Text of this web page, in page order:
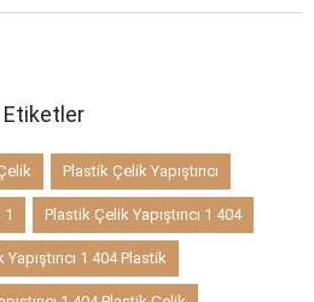
Etiketler
Plastik Çelik Yapıştırıcı
1 Plastik Çelik Yapıştırıcı 1 404
1 404 Plastik